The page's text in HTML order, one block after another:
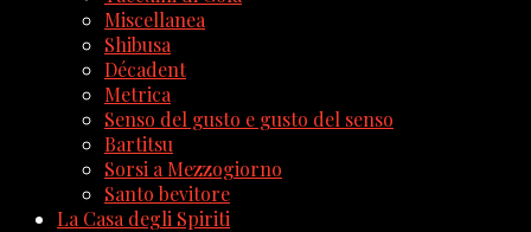
Miscellanea
Shibusa
Décadent
Metrica
Senso del gusto e gusto del senso
Bartitsu
Sorsi a Mezzogiorno
Santo bevitore
La Casa degli Spiriti